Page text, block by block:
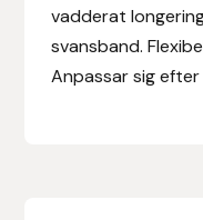
vadderat
svansband.
Anpassar sig
Ekholm Nordic
Ekol